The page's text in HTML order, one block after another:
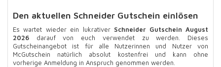
Den aktuellen Schneider Gutschein einlösen
Es wartet wieder ein lukrativer Schneider Gutschein August
2026 darauf von euch verwendet zu werden. Dieses
Gutscheinangebot ist für alle Nutzerinnen und Nutzer von
McGutschein natürlich absolut kostenfrei und kann ohne
vorherige Anmeldung in Anspruch genommen werden.